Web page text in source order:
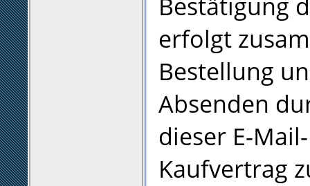
erfolgt
Bestellung
Absenden
dieser E-
Kaufvertrag